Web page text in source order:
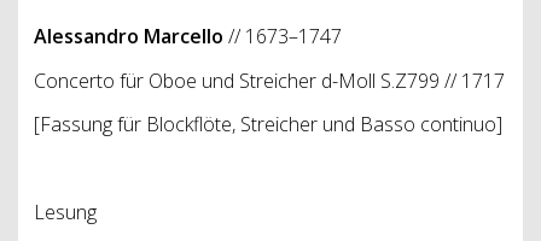
Alessandro Marcello // 1673–1747
Concerto für Oboe und Streicher d-Moll S.Z799 // 1717
[Fassung für Blockflöte, Streicher und Basso continuo]
Lesung